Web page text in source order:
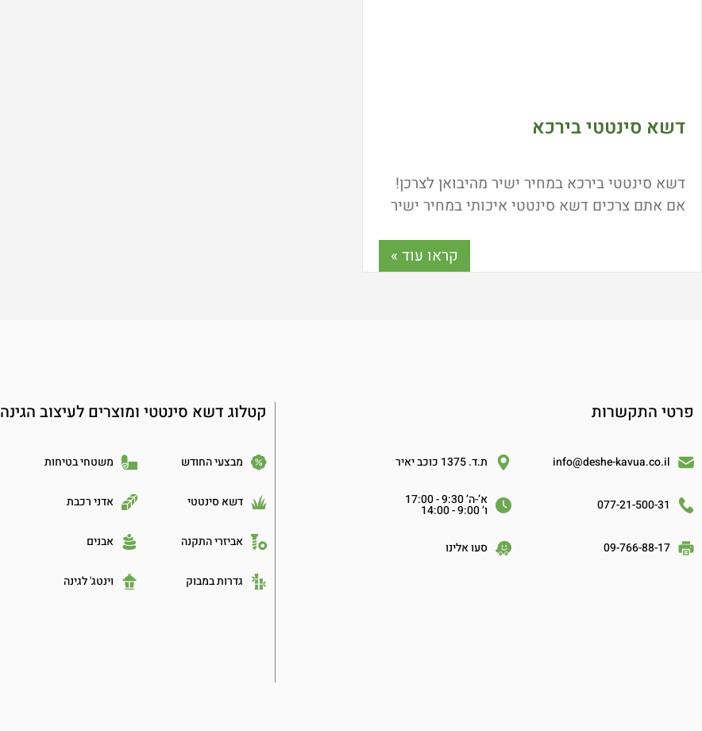
דשא סינטטי בירכא
דשא סינטטי בירכא במחיר ישיר מהיבואן לצרכן!
אם אתם צרכים דשא סינטטי איכותי במחיר ישיר
לכם שירות הובלות והתקנות בירכא ואזור הצפון.
כמה עולה דשא סינטטי? מה מחיר הובלה? וכמה
קראו עוד »
פרטי התקשרות
info@deshe-kavua.co.il ת.ד. 1375 כוכב יאיר
077-21-500-31 א’-ה’ 9:30 - 17:00
ו’ 9:00 - 14:00
09-766-88-17 סעו אלינו
קטלוג דשא סינטטי ומוצרים לעיצוב הגינה
מבצעי החודש משטחי בטיחות
דשא סינטטי אדני רכבת
אביזרי התקנה אבנים
גדרות במבוק וינטג' לגינה